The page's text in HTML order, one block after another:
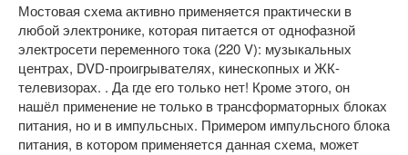
Мостовая схема активно применяется практически в
любой электронике, которая питается от однофазной
электросети переменного тока (220 V): музыкальных
центрах, DVD-проигрывателях, кинескопных и ЖК-
телевизорах. . Да где его только нет! Кроме этого, он
нашёл применение не только в трансформаторных блоках
питания, но и в импульсных. Примером импульсного блока
питания, в котором применяется данная схема, может